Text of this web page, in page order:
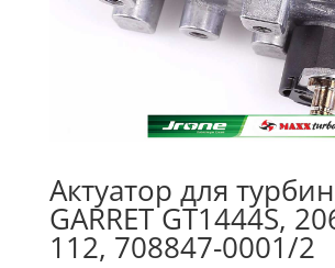
Актуатор для
GARRET GT1444S,
112, 708847-0001/2